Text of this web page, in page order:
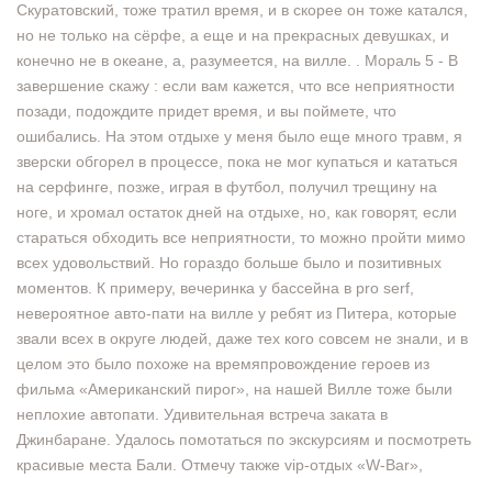
Скуратовский, тоже тратил время, и в скорее он тоже катался,
но не только на сёрфе, а еще и на прекрасных девушках, и
конечно не в океане, а, разумеется, на вилле. . Мораль 5 - В
завершение скажу : если вам кажется, что все неприятности
позади, подождите придет время, и вы поймете, что
ошибались. На этом отдыхе у меня было еще много травм, я
зверски обгорел в процессе, пока не мог купаться и кататься
на серфинге, позже, играя в футбол, получил трещину на
ноге, и хромал остаток дней на отдыхе, но, как говорят, если
стараться обходить все неприятности, то можно пройти мимо
всех удовольствий. Но гораздо больше было и позитивных
моментов. К примеру, вечеринка у бассейна в pro serf,
невероятное авто-пати на вилле у ребят из Питера, которые
звали всех в округе людей, даже тех кого совсем не знали, и в
целом это было похоже на времяпровождение героев из
фильма «Американский пирог», на нашей Вилле тоже были
неплохие автопати. Удивительная встреча заката в
Джинбаране. Удалось помотаться по экскурсиям и посмотреть
красивые места Бали. Отмечу также vip-отдых «W-Bar»,